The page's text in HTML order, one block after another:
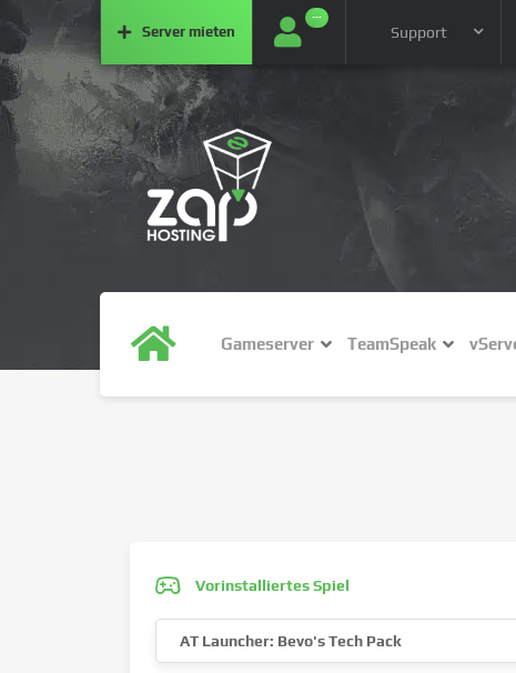
Server mieten
···
Support
Gameserver TeamSpeak
Vorinstalliertes Spiel
AT Launcher: Bevo's Tech Pack